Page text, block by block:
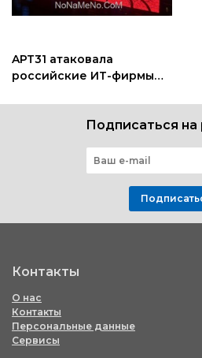
APT31 атаковала
российские ИТ-фирмы
Подписаться на
Контакты
О нас
Контакты
Персональные данные
Сервисы